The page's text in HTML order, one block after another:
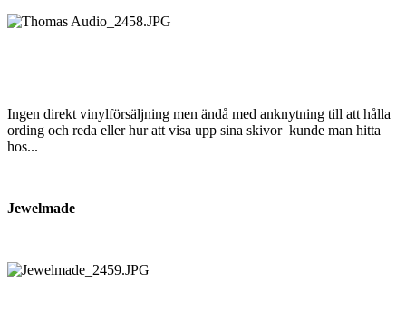
Ingen direkt vinylförsäljning men ändå med anknytning till att hålla
ording och reda eller hur att visa upp sina skivor kunde man hitta
hos...
Jewelmade